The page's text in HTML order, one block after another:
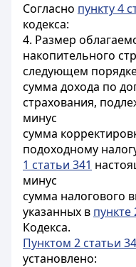
Согласно пункту 4
кодекса:
4. Размер
накопительного
следующем
сумма дохода по
страхования,
минус
сумма
подоходному
1 статьи 341
минус
сумма налогового
указанных в пункте
Кодекса.
Пунктом 2 статьи
установлено: